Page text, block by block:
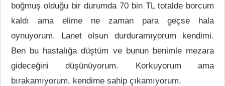
boğmuş olduğu bir durumda 70 bin TL totalde borcum
kaldı ama elime ne zaman para geçse hala
oynuyorum. Lanet olsun durduramıyorum kendimi.
Ben bu hastalığa düştüm ve bunun benimle mezara
gideceğini düşünüyorum. Korkuyorum ama
bırakamıyorum, kendime sahip çıkamıyorum.